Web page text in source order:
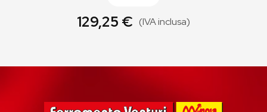
129,25 € (IVA inclusa)